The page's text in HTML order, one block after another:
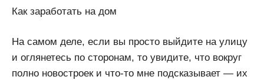
Как заработать на дом
На самом деле, если вы просто выйдите на улицу
и оглянетесь по сторонам, то увидите, что вокруг
полно новостроек и что-то мне подсказывает — их